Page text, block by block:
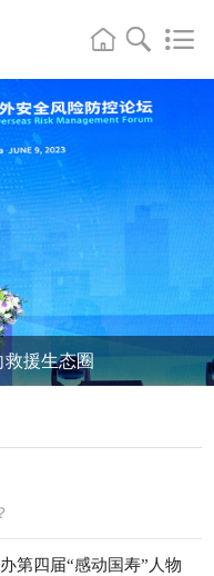
救援生态圈
第四届“感动国寿”人物